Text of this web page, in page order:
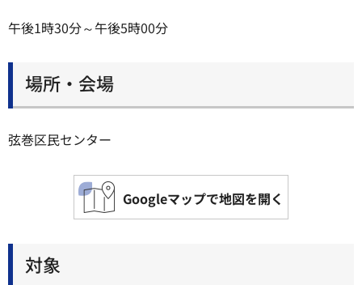
午後1時30分～午後5時00分
場所・会場
弦巻区民センター
Googleマップで地図を開く
対象